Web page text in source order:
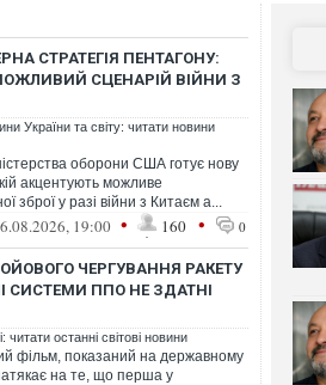
СТРАТЕГІЯ ПЕНТАГОНУ:
СЦЕНАРІЙ ВІЙНИ З
України та світу: читати новини
оборони США готує нову
акцентують можливе
зброї у разі війни з Китаєм а...
19:00 • 160 • 0
ЧЕРГУВАННЯ РАКЕТУ
СИСТЕМИ ППО НЕ ЗДАТНІ
читати останні світові новини
фільм, показаний на державному
на те, що перша у